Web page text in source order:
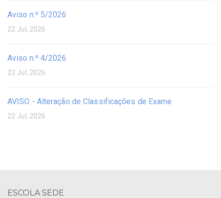
Aviso n.º 5/2026
22 Jul, 2026
Aviso n.º 4/2026
22 Jul, 2026
AVISO - Alteração de Classificações de Exame
22 Jul, 2026
ESCOLA SEDE